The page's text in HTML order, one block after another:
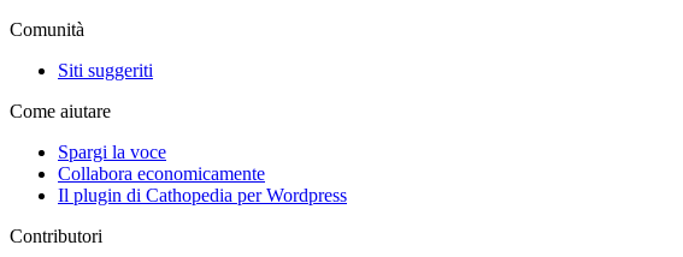
Comunità
Siti suggeriti
Come aiutare
Spargi la voce
Collabora economicamente
Il plugin di Cathopedia per Wordpress
Contributori